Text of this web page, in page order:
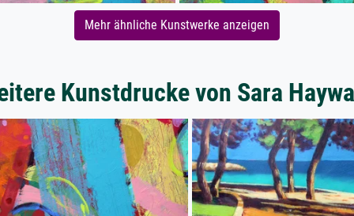
Mehr ähnliche Kunstwerke anzeigen
Kunstdrucke von Sara